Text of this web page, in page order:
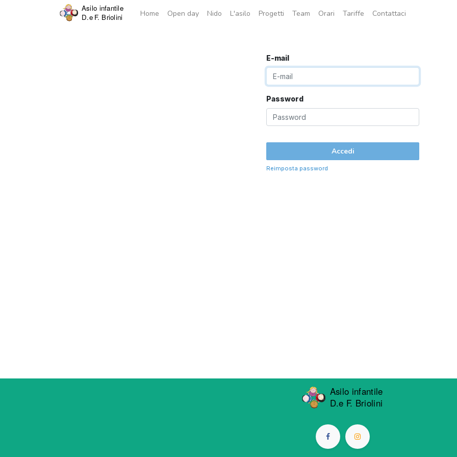
Home Open day Nido L'asilo Progetti Team Orari Tariffe Contattaci
E-mail
Password
Accedi
Reimposta password